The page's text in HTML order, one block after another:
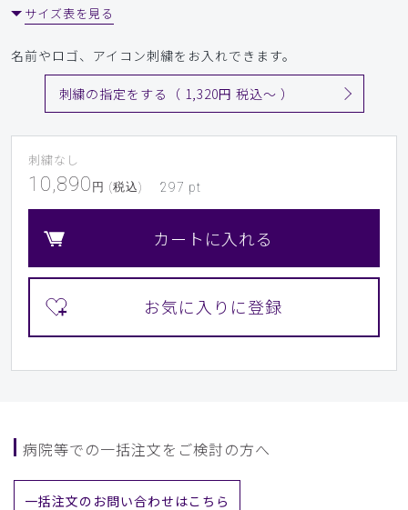
サイズ表を見る
名前やロゴ、アイコン刺繍をお入れできます。
刺繍の指定をする（ 1,320円 税込〜 ）
刺繍なし
10,890 円 (税込) 297 pt
カートに入れる
病院等での一括注文をご検討の方へ
一括注文のお問い合わせはこちら